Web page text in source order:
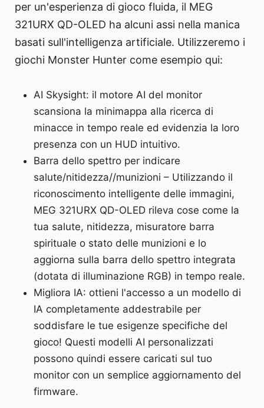
per un'esperienza di gioco fluida, il MEG
321URX QD-OLED ha alcuni assi nella manica
basati sull'intelligenza artificiale. Utilizzeremo i
giochi Monster Hunter come esempio qui:
AI Skysight: il motore AI del monitor
scansiona la minimappa alla ricerca di
minacce in tempo reale ed evidenzia la loro
presenza con un HUD intuitivo.
Barra dello spettro per indicare
salute/nitidezza//munizioni – Utilizzando il
riconoscimento intelligente delle immagini,
MEG 321URX QD-OLED rileva cose come la
tua salute, nitidezza, misuratore barra
spirituale o stato delle munizioni e lo
aggiorna sulla barra dello spettro integrata
(dotata di illuminazione RGB) in tempo reale.
Migliora IA: ottieni l'accesso a un modello di
IA completamente addestrabile per
soddisfare le tue esigenze specifiche del
gioco! Questi modelli AI personalizzati
possono quindi essere caricati sul tuo
monitor con un semplice aggiornamento del
firmware.